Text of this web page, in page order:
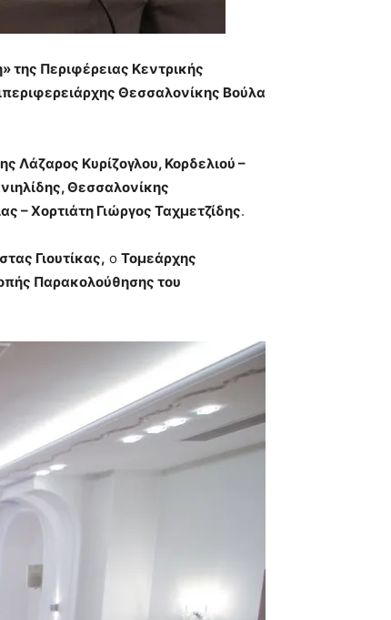
της Περιφέρειας Κεντρικής
Θεσσαλονίκης Βούλα
Λάζαρος Κυρίζογλου, Κορδελιού –
Θεσσαλονίκης
– Χορτιάτη Γιώργος Ταχμετζίδης.
Γιουτίκας, ο Τομεάρχης
Παρακολούθησης του